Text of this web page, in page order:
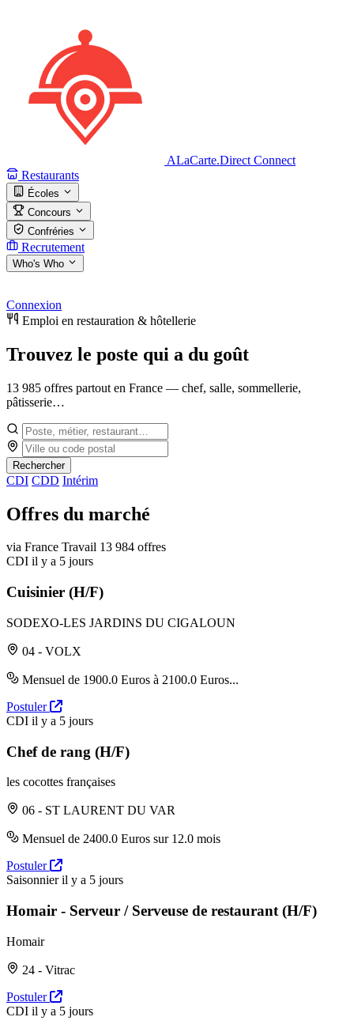
ALaCarte.Direct Connect
Restaurants
Écoles
Concours
Confréries
Recrutement
Who's Who
Connexion
Emploi en restauration & hôtellerie
Trouvez le poste qui a du goût
13 985 offres partout en France — chef, salle, sommellerie,
pâtisserie…
Rechercher
CDI CDD Intérim
Offres du marché
via France Travail 13 984 offres
CDI il y a 5 jours
Cuisinier (H/F)
SODEXO-LES JARDINS DU CIGALOUN
04 - VOLX
Mensuel de 1900.0 Euros à 2100.0 Euros...
Postuler
CDI il y a 5 jours
Chef de rang (H/F)
les cocottes françaises
06 - ST LAURENT DU VAR
Mensuel de 2400.0 Euros sur 12.0 mois
Postuler
Saisonnier il y a 5 jours
Homair - Serveur / Serveuse de restaurant (H/F)
Homair
24 - Vitrac
Postuler
CDI il y a 5 jours